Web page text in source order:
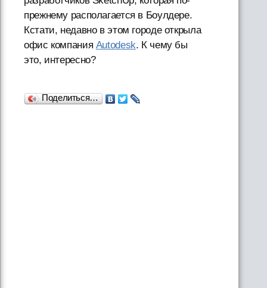
прежнему располагается в Боулдере.
Кстати, недавно в этом городе открыла
офис компания Autodesk. К чему бы
это, интересно?
Поделиться…